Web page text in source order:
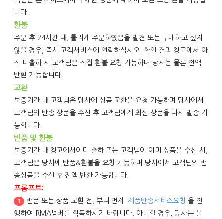
니다.
환불
주문 후 24시간 내, 틀리게 주문하였음을 발견 또는 구매하고 싶지
않을 경우, 즉시 고객서비스에 연락하십시오. 확인 결과 창고에서 아
직 미출하 시 고객님은 직접 환불 요청 가능하며 당사는 물론 전액
반환 가능합니다.
교환
보증기간 내 고객님은 당사에 상품 교환을 요청 가능하며 당사에서
고객님의 반송 상품을 수신 후 고객님에게 최신 상품을 다시 발송 가
능합니다.
반품 및 환불
보증기간 내 창고에서이미 출하 또는 고객님이 이미 상품을 수신 시,
고객님은 당사에 반품&환불을 요청 가능하며 당사에서 고객님의 반
송상품을 수신 후 전액 반환 가능합니다.
프롬프트:
1 반품 또는 상품 교환 전, 부디 먼저 '제품반송서비스요청'을 진
행하여 RMA넘버를 획득하시기 바랍니다. 아니할 경우, 당사는 불